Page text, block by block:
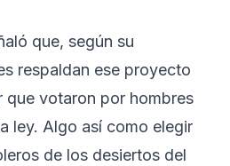
que, según su
respaldan ese proyecto
que votaron por hombres
ley. Algo así como elegir
de los desiertos del